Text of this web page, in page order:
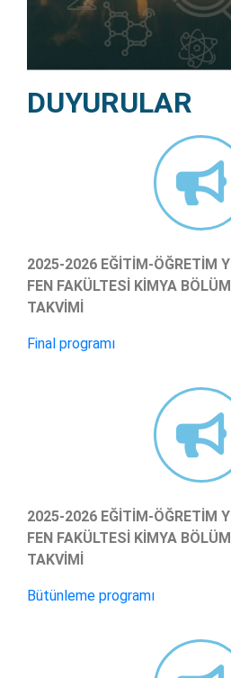
DUYURULAR
2025-2026 EĞİTİM-ÖĞRETİM
FEN FAKÜLTESİ KİMYA
TAKVİMİ
Final programı
2025-2026 EĞİTİM-ÖĞRETİM
FEN FAKÜLTESİ KİMYA
TAKVİMİ
Bütünleme programı